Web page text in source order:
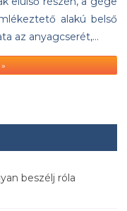
alakú belső
az anyagcserét,…
beszélj róla